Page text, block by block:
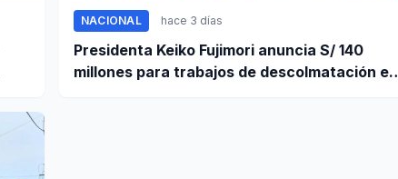
NACIONAL hace 3 días
Presidenta Keiko Fujimori anuncia S/ 140
millones para trabajos de descolmatación en